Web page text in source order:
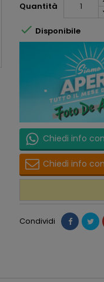
Quantità
 Disponibile
Chiedi info
Chiedi info
Condividi